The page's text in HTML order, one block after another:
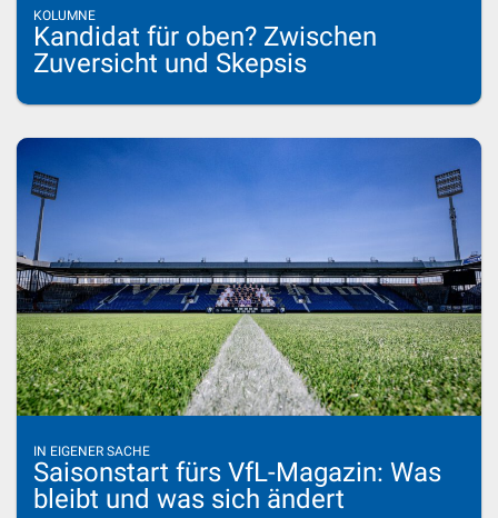
KOLUMNE
Kandidat für oben? Zwischen
Zuversicht und Skepsis
IN EIGENER SACHE
Saisonstart fürs VfL-Magazin: Was
bleibt und was sich ändert